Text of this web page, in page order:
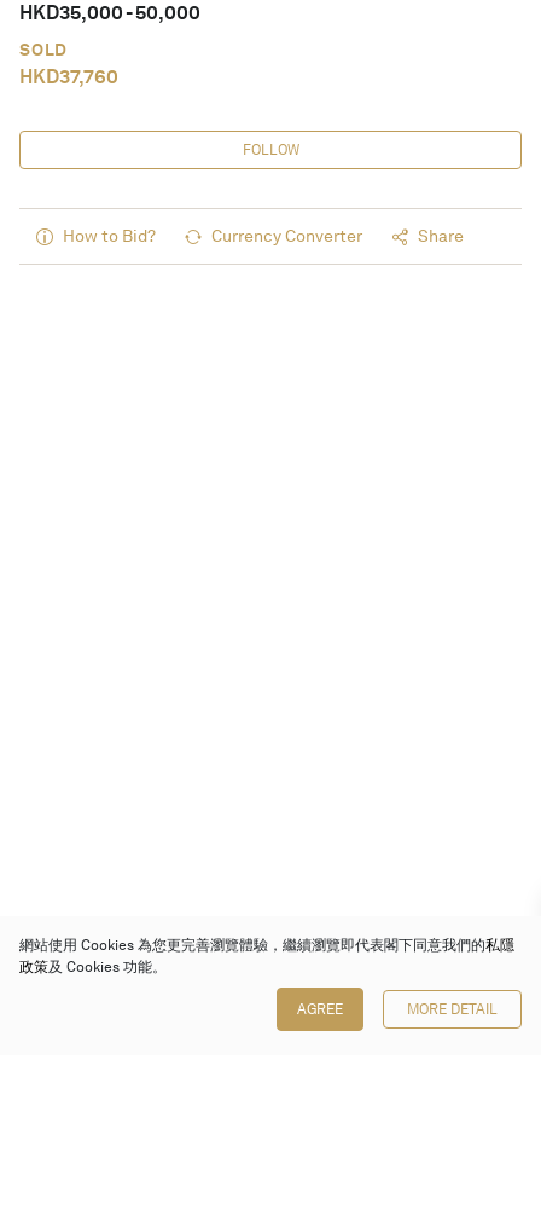
HKD35,000-50,000
SOLD
HKD37,760
FOLLOW
How to Bid? Currency Converter Share
網站使用 Cookies 為您更完善瀏覽體驗，繼續瀏覽即代表閣下同意我們的私隱
政策及 Cookies 功能。
AGREE MORE DETAIL